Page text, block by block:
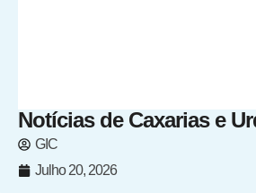
Notícias de Caxarias e
GIC
Julho 20, 2026